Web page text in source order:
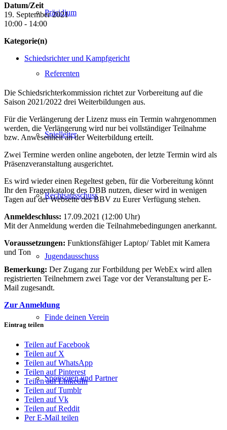
Präsidium
Referenten
Spielleiter
Rechtsausschuss
Jugendausschuss
Finde deinen Verein
Sponsoren und Partner
Datum/Zeit
19. September 2021
10:00 - 14:00
Kategorie(n)
Schiedsrichter und Kampfgericht
Die Schiedsrichterkommission richtet zur Vorbereitung auf die
Saison 2021/2022 drei Weiterbildungen aus.
Für die Verlängerung der Lizenz muss ein Termin wahrgenommen
werden, die Verlängerung wird nur bei vollständiger Teilnahme
bzw. Anwesenheit an der Weiterbildung erteilt.
Zwei Termine werden online angeboten, der letzte Termin wird als
Präsenzveranstaltung ausgerichtet.
Es wird wieder einen Regeltest geben, für die Vorbereitung könnt
Ihr den Fragenkatalog des DBB nutzen, dieser wird in wenigen
Tagen auf der Webseite des BBV zu Eurer Verfügung stehen.
Anmeldeschluss: 17.09.2021 (12:00 Uhr)
Mit der Anmeldung werden die Teilnahmebedingungen anerkannt.
Voraussetzungen: Funktionsfähiger Laptop/ Tablet mit Kamera
und Ton
Bemerkung: Der Zugang zur Fortbildung per WebEx wird allen
registrierten Teilnehmern zwei Tage vor der Veranstaltung per E-
Mail zugesandt.
Zur Anmeldung
Eintrag teilen
Teilen auf Facebook
Teilen auf X
Teilen auf WhatsApp
Teilen auf Pinterest
Teilen auf LinkedIn
Teilen auf Tumblr
Teilen auf Vk
Teilen auf Reddit
Per E-Mail teilen